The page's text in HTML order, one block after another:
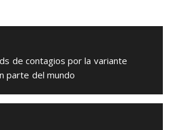
de contagios por la variante
parte del mundo